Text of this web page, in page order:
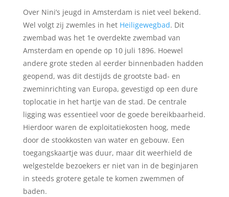
Over Nini’s jeugd in Amsterdam is niet veel bekend.
Wel volgt zij zwemles in het Heiligewegbad. Dit
zwembad was het 1e overdekte zwembad van
Amsterdam en opende op 10 juli 1896. Hoewel
andere grote steden al eerder binnenbaden hadden
geopend, was dit destijds de grootste bad- en
zweminrichting van Europa, gevestigd op een dure
toplocatie in het hartje van de stad. De centrale
ligging was essentieel voor de goede bereikbaarheid.
Hierdoor waren de exploitatiekosten hoog, mede
door de stookkosten van water en gebouw. Een
toegangskaartje was duur, maar dit weerhield de
welgestelde bezoekers er niet van in de beginjaren
in steeds grotere getale te komen zwemmen of
baden.